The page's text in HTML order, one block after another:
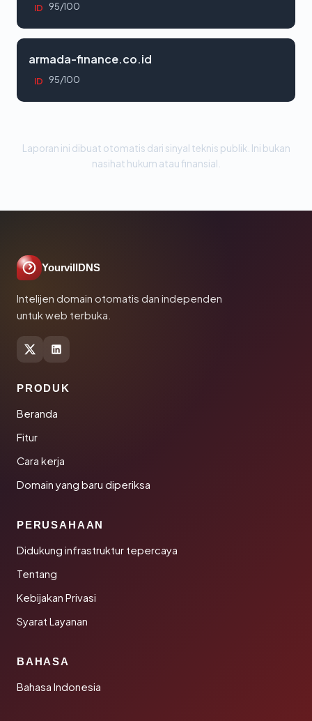
ID 95/100
armada-finance.co.id
ID 95/100
Laporan ini dibuat otomatis dari sinyal teknis publik. Ini bukan
nasihat hukum atau finansial.
YourvillDNS
Intelijen domain otomatis dan independen
untuk web terbuka.
PRODUK
Beranda
Fitur
Cara kerja
Domain yang baru diperiksa
PERUSAHAAN
Didukung infrastruktur tepercaya
Tentang
Kebijakan Privasi
Syarat Layanan
BAHASA
Bahasa Indonesia